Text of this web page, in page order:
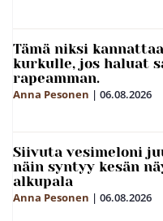
Tämä niksi
kurkulle, jos haluat
rapeamman.
Anna Pesonen | 06.08.2026
Siivuta vesimeloni
näin syntyy kesän
alkupala
Anna Pesonen | 06.08.2026